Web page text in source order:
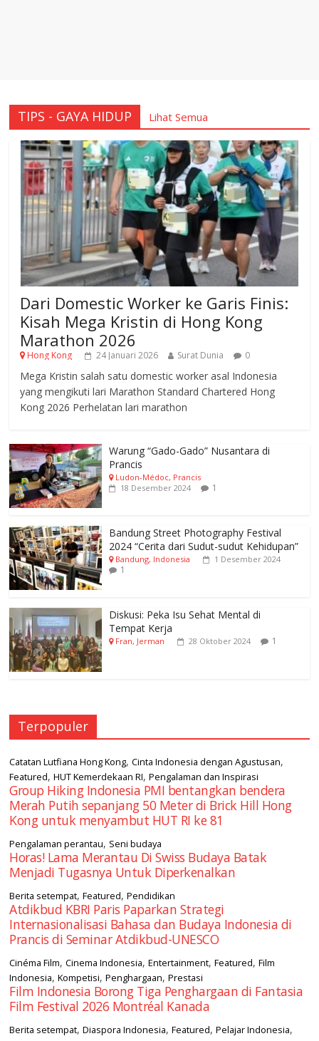
TIPS - GAYA HIDUP Lihat Semua
Dari Domestic Worker ke Garis Finis:
Kisah Mega Kristin di Hong Kong
Marathon 2026
Hong Kong 24 Januari 2026 Surat Dunia 0
Mega Kristin salah satu domestic worker asal Indonesia
yang mengikuti lari Marathon Standard Chartered Hong
Kong 2026 Perhelatan lari marathon
Warung “Gado-Gado” Nusantara di
Prancis
Ludon-Médoc, Prancis
18 Desember 2024
1
Bandung Street Photography Festival
2024 “Cerita dari Sudut-sudut Kehidupan”
Bandung, Indonesia 1 Desember 2024
1
Diskusi: Peka Isu Sehat Mental di
Tempat Kerja
Fran, Jerman 28 Oktober 2024 1
Terpopuler
Catatan Lutfiana Hong Kong,Cinta Indonesia dengan Agustusan,
Featured,HUT Kemerdekaan RI,Pengalaman dan Inspirasi
Group Hiking Indonesia PMI bentangkan bendera
Merah Putih sepanjang 50 Meter di Brick Hill Hong
Kong untuk menyambut HUT RI ke 81
Pengalaman perantau, Seni budaya
Horas! Lama Merantau Di Swiss Budaya Batak
Menjadi Tugasnya Untuk Diperkenalkan
Berita setempat,Featured,Pendidikan
Atdikbud KBRI Paris Paparkan Strategi
Internasionalisasi Bahasa dan Budaya Indonesia di
Prancis di Seminar Atdikbud-UNESCO
Cinéma Film,Cinema Indonesia,Entertainment,Featured,Film
Indonesia,Kompetisi,Penghargaan,Prestasi
Film Indonesia Borong Tiga Penghargaan di Fantasia
Film Festival 2026 Montréal Kanada
Berita setempat,Diaspora Indonesia,Featured,Pelajar Indonesia,